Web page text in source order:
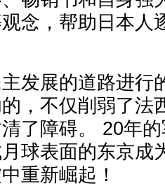
念，帮助日本人
发展的道路进行
，不仅削弱了法
了障碍。 20年
球表面的东京成
重新崛起！